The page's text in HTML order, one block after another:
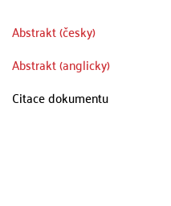
Abstrakt (česky)
Abstrakt (anglicky)
Citace dokumentu